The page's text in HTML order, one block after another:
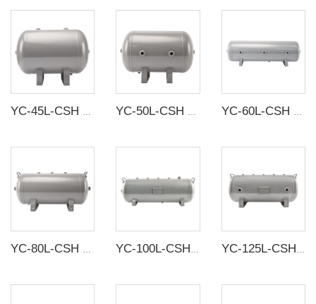
YC-45L-CSH 13.1bar Baja karbon tangki penyimpanan udara horisontal tanpa sambungan tangki udara YC-50L-CSH 8.4bar Baja karbon tangki penyimpanan udara horizontal tanpa sambungan tangki udara YC-60L-CSH 8.4bar Baja karbon tangki penyimpanan udara horizontal tanpa sambungan tangki udara